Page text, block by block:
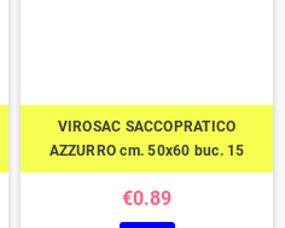
VIROSAC SACCOPRATICO
AZZURRO cm. 50x60 buc. 15
€0.89